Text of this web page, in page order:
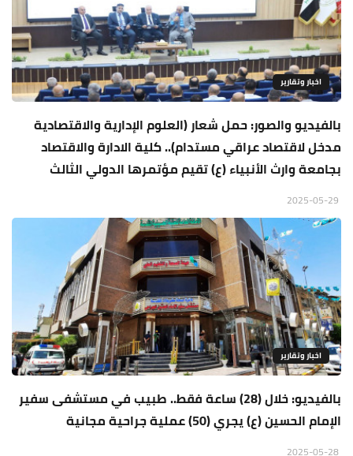
اخبار وتقارير
بالفيديو والصور: حمل شعار (العلوم الإدارية والاقتصادية
مدخل لاقتصاد عراقي مستدام).. كلية الادارة والاقتصاد
بجامعة وارث الأنبياء (ع) تقيم مؤتمرها الدولي الثالث
اخبار وتقارير
بالفيديو: خلال (28) ساعة فقط.. طبيب في مستشفى سفير
الإمام الحسين (ع) يجري (50) عملية جراحية مجانية